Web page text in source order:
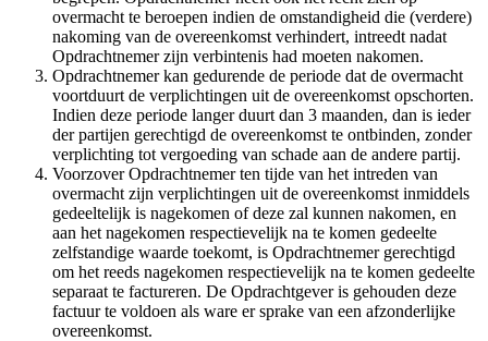
overmacht te beroepen indien de omstandigheid die (verdere)
nakoming van de overeenkomst verhindert, intreedt nadat
Opdrachtnemer zijn verbintenis had moeten nakomen.
Opdrachtnemer kan gedurende de periode dat de overmacht
voortduurt de verplichtingen uit de overeenkomst opschorten.
Indien deze periode langer duurt dan 3 maanden, dan is ieder
der partijen gerechtigd de overeenkomst te ontbinden, zonder
verplichting tot vergoeding van schade aan de andere partij.
Voorzover Opdrachtnemer ten tijde van het intreden van
overmacht zijn verplichtingen uit de overeenkomst inmiddels
gedeeltelijk is nagekomen of deze zal kunnen nakomen, en
aan het nagekomen respectievelijk na te komen gedeelte
zelfstandige waarde toekomt, is Opdrachtnemer gerechtigd
om het reeds nagekomen respectievelijk na te komen gedeelte
separaat te factureren. De Opdrachtgever is gehouden deze
factuur te voldoen als ware er sprake van een afzonderlijke
overeenkomst.